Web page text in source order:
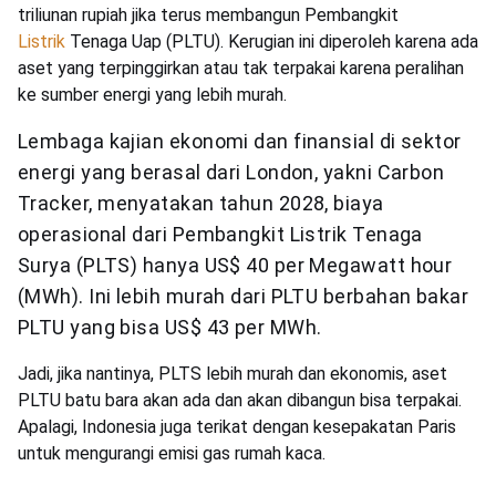
triliunan rupiah jika terus membangun Pembangkit
Listrik Tenaga Uap (PLTU). Kerugian ini diperoleh karena ada
aset yang terpinggirkan atau tak terpakai karena peralihan
ke sumber energi yang lebih murah.
Lembaga kajian ekonomi dan finansial di sektor
energi yang berasal dari London, yakni Carbon
Tracker, menyatakan tahun 2028, biaya
operasional dari Pembangkit Listrik Tenaga
Surya (PLTS) hanya US$ 40 per Megawatt hour
(MWh). Ini lebih murah dari PLTU berbahan bakar
PLTU yang bisa US$ 43 per MWh.
Jadi, jika nantinya, PLTS lebih murah dan ekonomis, aset
PLTU batu bara akan ada dan akan dibangun bisa terpakai.
Apalagi, Indonesia juga terikat dengan kesepakatan Paris
untuk mengurangi emisi gas rumah kaca.